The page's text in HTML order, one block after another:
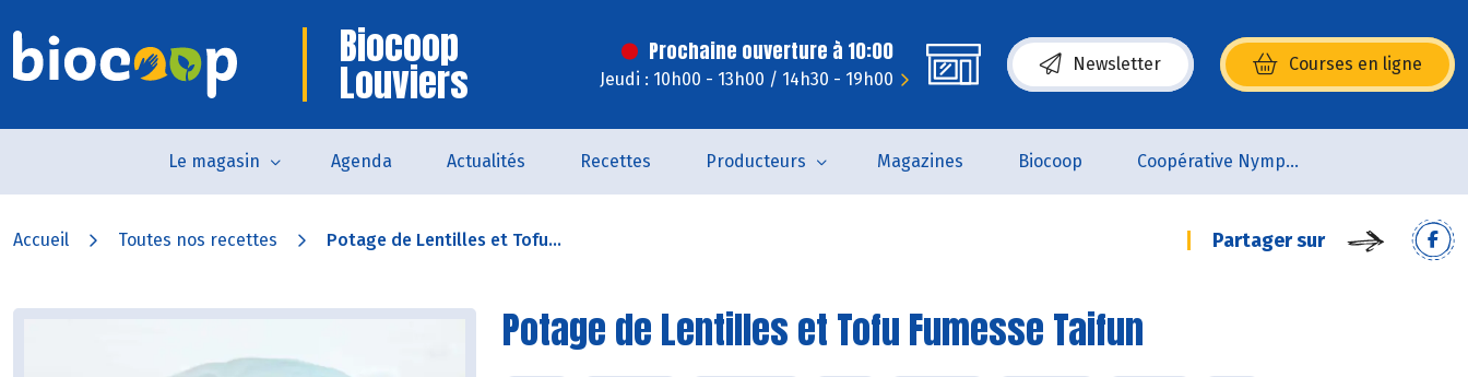
Biocoop
Louviers
Prochaine ouverture à 10:00
Jeudi : 10h00 - 13h00 / 14h30 - 19h00
Newsletter Courses en ligne
(s’ouvre dans une nouvelle fenêtre)
Le magasin Agenda Actualités Recettes Producteurs Magazines Biocoop Coopérative Nymphéa
Accueil Toutes nos recettes Potage de Lentilles et Tofu... Partager sur
Potage de Lentilles et Tofu Fumesse Taifun